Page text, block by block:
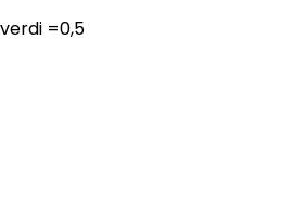
verdi =0,5